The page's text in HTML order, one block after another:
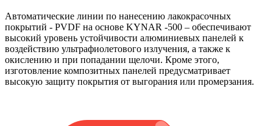
Автоматические линии по нанесению лакокрасочных
покрытий - PVDF на основе KYNAR -500 – обеспечивают
высокий уровень устойчивости алюминиевых панелей к
воздействию ультрафиолетового излучения, а также к
окислению и при попадании щелочи. Кроме этого,
изготовление композитных панелей предусматривает
высокую защиту покрытия от выгорания или промерзания.